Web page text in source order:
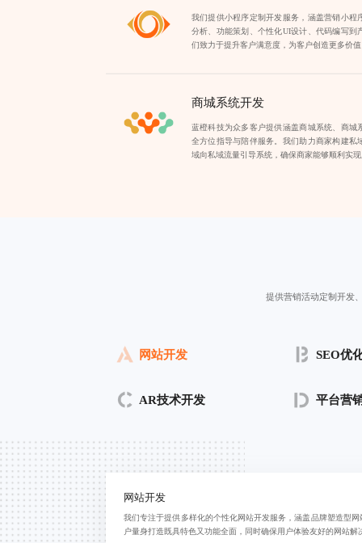
我们提供小程序定制开发服务，涵盖营销小程
分析、功能策划、个性化UI设计、代码编写到
们致力于提升客户满意度，为客户创造更多价
商城系统开发
蓝橙科技为众多客户提供涵盖商城系统、商城
全方位指导与陪伴服务。我们助力商家构建私
域向私域流量引导系统，确保商家能够顺利实
提供营销活动定制开发
网站开发 SEO优
AR技术开发 平台营
网站开发
我们专注于提供多样化的个性化网站开发服务，涵盖品牌塑造型
户量身打造既具特色又功能全面，同时确保用户体验友好的网站解